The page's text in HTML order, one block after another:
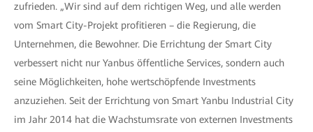
zufrieden. „Wir sind auf dem richtigen Weg, und alle werden
vom Smart City-Projekt profitieren – die Regierung, die
Unternehmen, die Bewohner. Die Errichtung der Smart City
verbessert nicht nur Yanbus öffentliche Services, sondern auch
seine Möglichkeiten, hohe wertschöpfende Investments
anzuziehen. Seit der Errichtung von Smart Yanbu Industrial City
im Jahr 2014 hat die Wachstumsrate von externen Investments